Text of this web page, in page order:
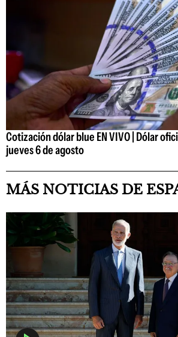
Cotización dólar blue EN VIVO | Dólar
jueves 6 de agosto
MÁS NOTICIAS DE